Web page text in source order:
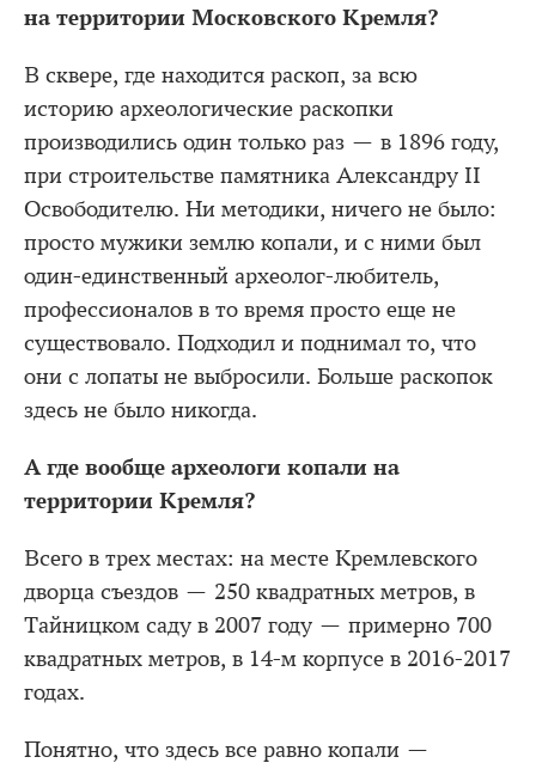
на территории Московского Кремля?
В сквере, где находится раскоп, за всю
историю археологические раскопки
производились один только раз — в 1896 году,
при строительстве памятника Александру II
Освободителю. Ни методики, ничего не было:
просто мужики землю копали, и с ними был
один-единственный археолог-любитель,
профессионалов в то время просто еще не
существовало. Подходил и поднимал то, что
они с лопаты не выбросили. Больше раскопок
здесь не было никогда.
А где вообще археологи копали на
территории Кремля?
Всего в трех местах: на месте Кремлевского
дворца съездов — 250 квадратных метров, в
Тайницком саду в 2007 году — примерно 700
квадратных метров, в 14-м корпусе в 2016-2017
годах.
Понятно, что здесь все равно копали —